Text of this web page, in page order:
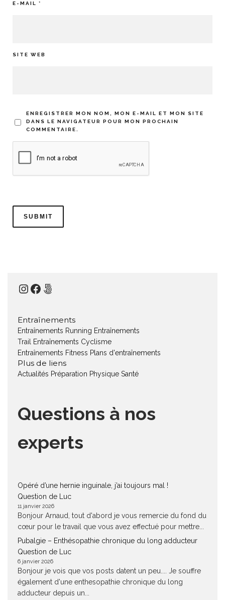
E-MAIL *
SITE WEB
ENREGISTRER MON NOM, MON E-MAIL ET MON SITE
DANS LE NAVIGATEUR POUR MON PROCHAIN
COMMENTAIRE.
Instagram
Facebook
500px
Entraînements
Entraînements Running Entraînements
Trail
Entraînements Cyclisme
Entraînements Fitness Plans d'entraînements
Plus de liens
Actualités Préparation Physique Santé
Questions à nos
experts
Opéré d’une hernie inguinale, j’ai toujours mal !
Question de Luc
11 janvier 2026
Bonjour Arnaud, tout d'abord je vous remercie du fond du
cœur pour le travail que vous avez effectué pour mettre...
Pubalgie – Enthésopathie chronique du long adducteur
Question de Luc
6 janvier 2026
Bonjour je vois que vos posts datent un peu.... Je souffre
également d'une enthesopathie chronique du long
adducteur depuis un...